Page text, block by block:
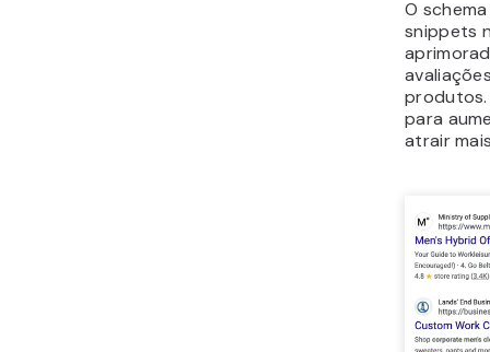
O
snippets
produtos.
para
atrair